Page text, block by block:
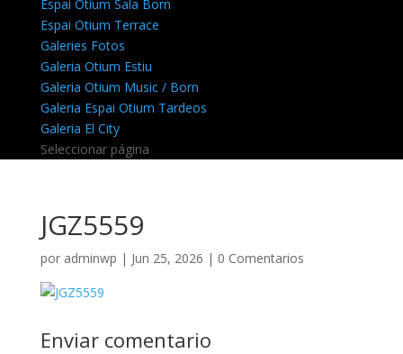
Espai Otium Sala Born
Espai Otium Terrace
Galeries Fotos
Galeria Otium Estiu
Galeria Otium Music / Born
Galeria Espai Otium Tardeos
Galeria El City
Seleccionar página
JGZ5559
por adminwp | Jun 25, 2026 | 0 Comentarios
Enviar comentario